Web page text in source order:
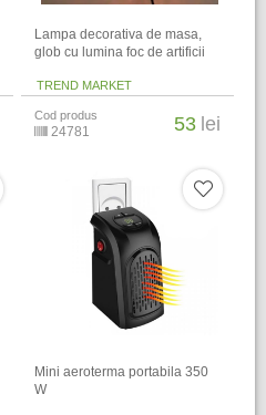
Lampa decorativa de masa,
glob cu lumina foc de artificii
TREND MARKET
Cod produs
24781 53 lei
Mini aeroterma portabila 350
W